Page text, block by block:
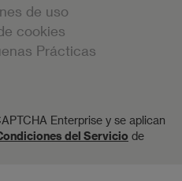
de uso
cookies
Prácticas
Enterprise y se aplican
del Servicio de